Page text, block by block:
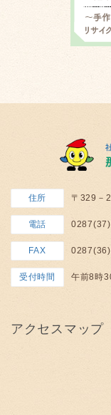
住所 〒329－
電話
FAX
受付時間 午前8時
アクセスマップ